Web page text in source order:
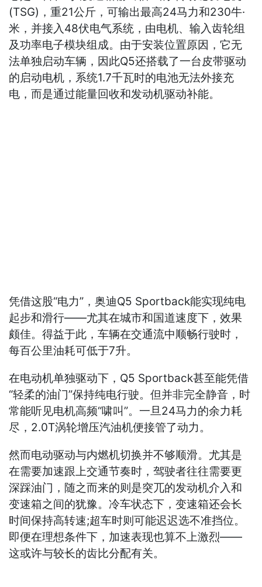
(TSG)，重21公斤，可输出最高24马力和230牛·
米，并接入48伏电气系统，由电机、输入齿轮组
及功率电子模块组成。由于安装位置原因，它无
法单独启动车辆，因此Q5还搭载了一台皮带驱动
的启动电机，系统1.7千瓦时的电池无法外接充
电，而是通过能量回收和发动机驱动补能。
凭借这股“电力”，奥迪Q5 Sportback能实现纯电
起步和滑行——尤其在城市和国道速度下，效果
颇佳。得益于此，车辆在交通流中顺畅行驶时，
每百公里油耗可低于7升。
在电动机单独驱动下，Q5 Sportback甚至能凭借
“轻柔的油门”保持纯电行驶。但并非完全静音，时
常能听见电机高频“啸叫”。一旦24马力的余力耗
尽，2.0T涡轮增压汽油机便接管了动力。
然而电动驱动与内燃机切换并不够顺滑。尤其是
在需要加速跟上交通节奏时，驾驶者往往需要更
深踩油门，随之而来的则是突兀的发动机介入和
变速箱之间的犹豫。冷车状态下，变速箱还会长
时间保持高转速;超车时则可能迟迟选不准挡位。
即便在理想条件下，加速表现也算不上激烈——
这或许与较长的齿比分配有关。